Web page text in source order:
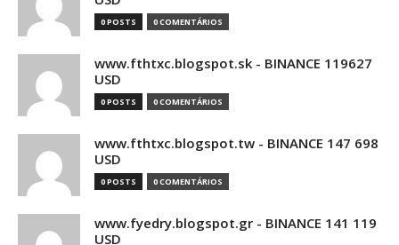
0 POSTS 0 COMENTÁRIOS
www.fthtxc.blogspot.sk - BINANCE 119627
USD
0 POSTS 0 COMENTÁRIOS
www.fthtxc.blogspot.tw - BINANCE 147 698
USD
0 POSTS 0 COMENTÁRIOS
www.fyedry.blogspot.gr - BINANCE 141 119
USD